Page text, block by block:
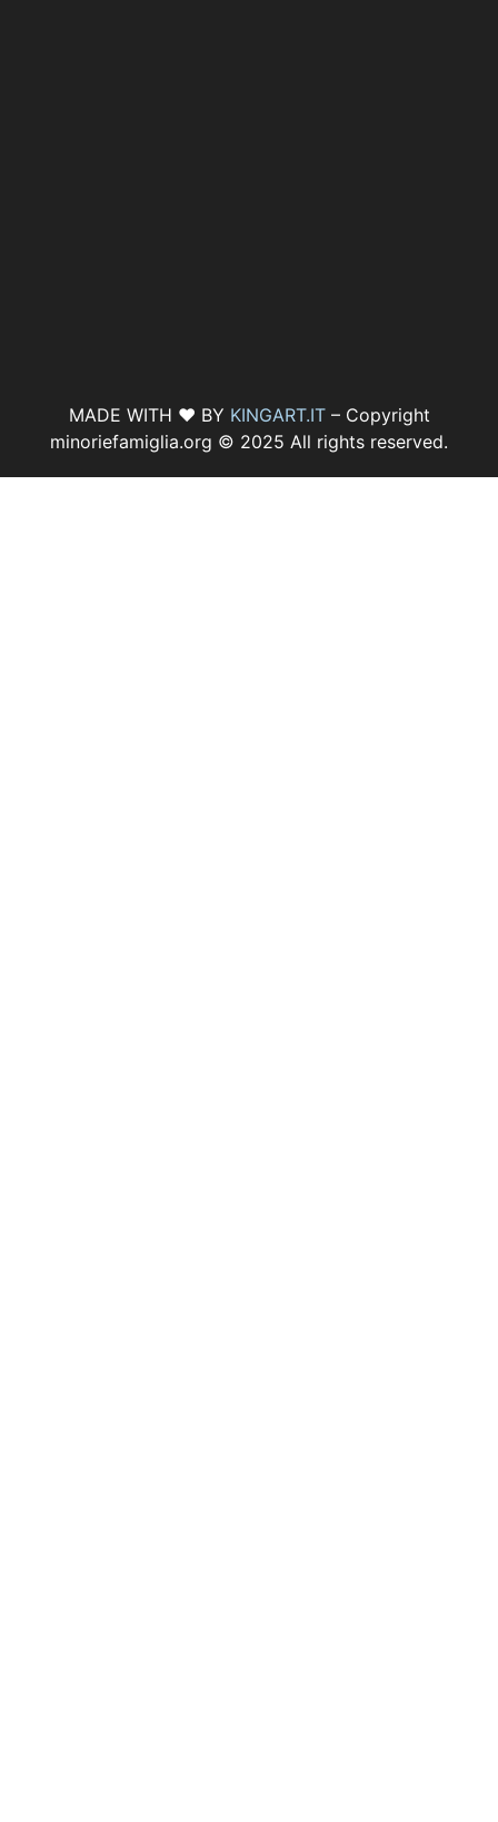
MADE WITH ♥ BY KINGART.IT– Copyright
minoriefamiglia.org © 2025 All rights reserved.